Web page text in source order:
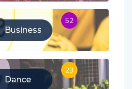
Business
52
Dance
23